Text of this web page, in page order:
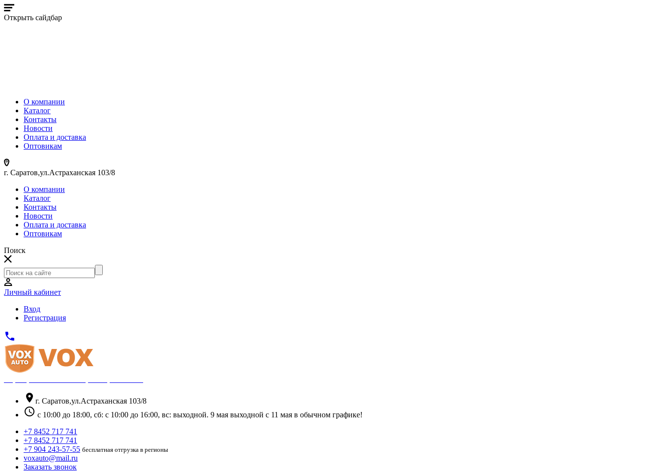
Открыть сайдбар
О компании
Каталог
Контакты
Новости
Оплата и доставка
Оптовикам
г. Саратов,ул.Астраханская 103/8
О компании
Каталог
Контакты
Новости
Оплата и доставка
Оптовикам
Поиск
Личный кабинет
Вход
Регистрация
phone
location_on г. Саратов,ул.Астраханская 103/8
schedule с 10:00 до 18:00, сб: с 10:00 до 16:00, вс: выходной. 9 мая выходной с 11 мая в обычном графике!
+7 8452 717 741
+7 8452 717 741
+7 904 243-57-55 бесплатная отгрузка в регионы
voxauto@mail.ru
Заказать звонок